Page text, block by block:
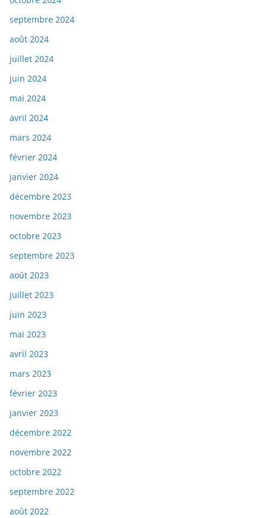
septembre 2024
août 2024
juillet 2024
juin 2024
mai 2024
avril 2024
mars 2024
février 2024
janvier 2024
décembre 2023
novembre 2023
octobre 2023
septembre 2023
août 2023
juillet 2023
juin 2023
mai 2023
avril 2023
mars 2023
février 2023
janvier 2023
décembre 2022
novembre 2022
octobre 2022
septembre 2022
août 2022